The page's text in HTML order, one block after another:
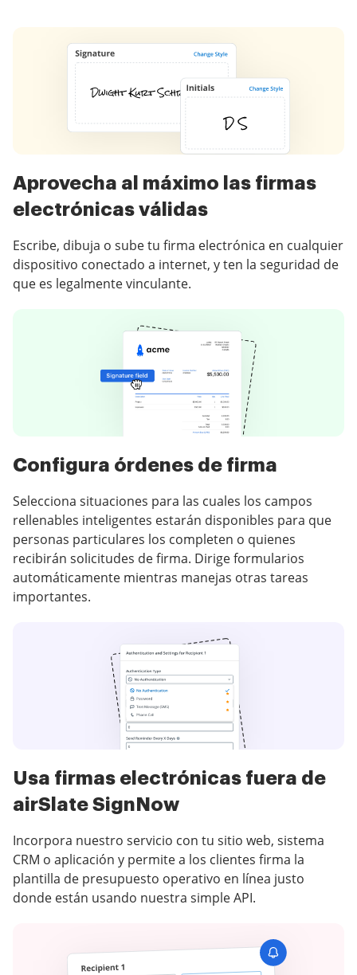
Aprovecha al máximo las firmas
electrónicas válidas
Escribe, dibuja o sube tu firma electrónica en cualquier
dispositivo conectado a internet, y ten la seguridad de
que es legalmente vinculante.
Configura órdenes de firma
Selecciona situaciones para las cuales los campos
rellenables inteligentes estarán disponibles para que
personas particulares los completen o quienes
recibirán solicitudes de firma. Dirige formularios
automáticamente mientras manejas otras tareas
importantes.
Usa firmas electrónicas fuera de
airSlate SignNow
Incorpora nuestro servicio con tu sitio web, sistema
CRM o aplicación y permite a los clientes firma la
plantilla de presupuesto operativo en línea justo
donde están usando nuestra simple API.